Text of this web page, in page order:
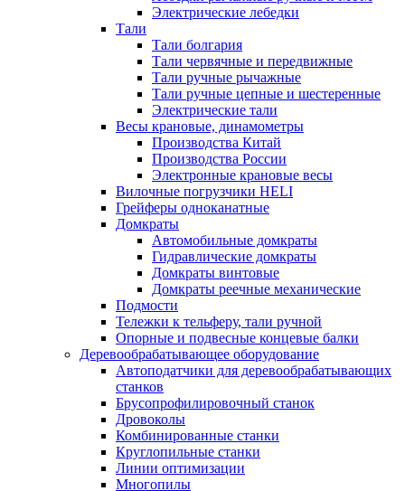
Электрические лебедки
Тали
Тали болгария
Тали червячные и передвижные
Тали ручные рычажные
Тали ручные цепные и шестеренные
Электрические тали
Весы крановые, динамометры
Производства Китай
Производства России
Электронные крановые весы
Вилочные погрузчики HELI
Грейферы одноканатные
Домкраты
Автомобильные домкраты
Гидравлические домкраты
Домкраты винтовые
Домкраты реечные механические
Подмости
Тележки к тельферу, тали ручной
Опорные и подвесные концевые балки
Деревообрабатывающее оборудование
Автоподатчики для деревообрабатывающих
станков
Брусопрофилировочный станок
Дровоколы
Комбинированные станки
Круглопильные станки
Линии оптимизации
Многопилы